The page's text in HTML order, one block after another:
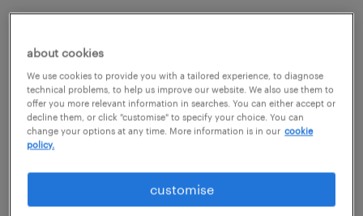
Cégleírás / Organisation/Department
Csatlakozz Magyarország egyik vezető
professzionális kozmetikai nagykereskedelmi
és B2C területen is otthonosan mozog, és
aktívan részt venne partnerünk jövőjének
about cookies
We use cookies to provide you with a tailored experience, to diagnose
technical problems, to help us improve our website. We also use them to
offer you more relevant information in searches. You can either accept or
decline them, or click "customise" to specify your choice. You can
change your options at any time. More information is in our cookie
policy.
customise